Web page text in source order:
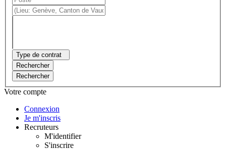
Type de contrat
Rechercher
Rechercher
Votre compte
Connexion
Je m'inscris
Recruteurs
M'identifier
S'inscrire